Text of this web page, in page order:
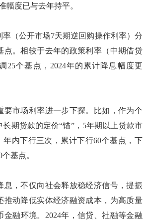
幅度已与去年持平。
（公开市场7天期逆回购操作利率）分
点。相较于去年的政策利率（中期借贷
25个基点，2024年的累计降息幅度更
市场利率进一步下探。比如，作为个
长期贷款的定价“锚”，5年期以上贷款市
年内下行三次，累计下行60个基点，下
基点。
，不仅向社会释放稳经济信号，提振
推动降低实体经济融资成本，为高质量
金融环境。2024年，信贷、社融等金融